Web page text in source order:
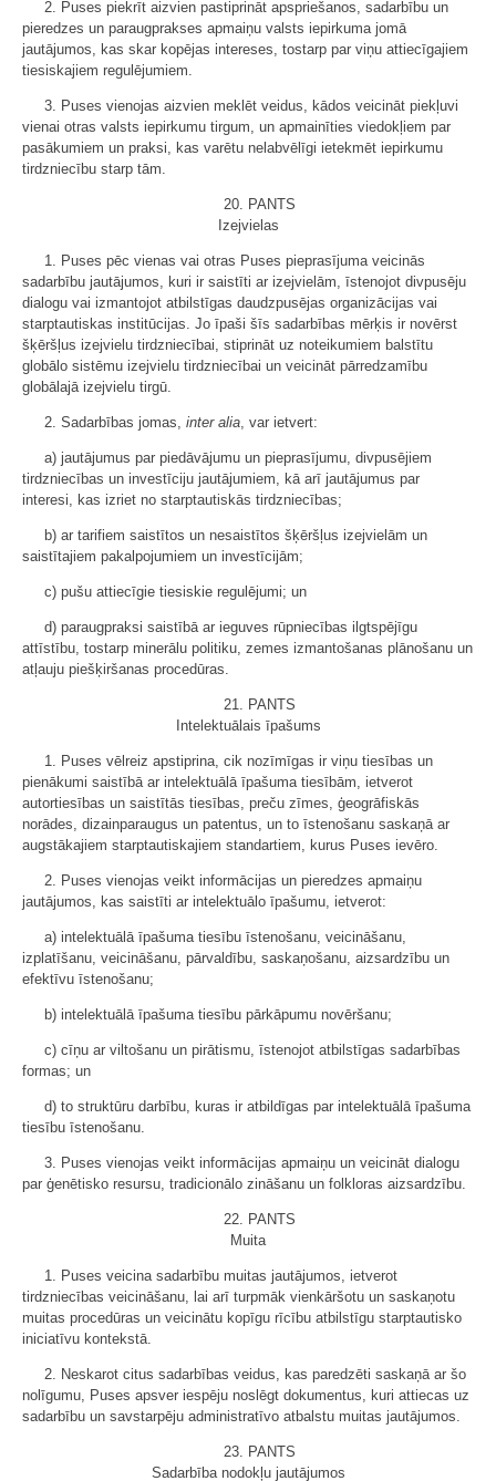
2. Puses piekrīt aizvien pastiprināt apspriešanos, sadarbību un
pieredzes un paraugprakses apmaiņu valsts iepirkuma jomā
jautājumos, kas skar kopējas intereses, tostarp par viņu attiecīgajiem
tiesiskajiem regulējumiem.
3. Puses vienojas aizvien meklēt veidus, kādos veicināt piekļuvi
vienai otras valsts iepirkumu tirgum, un apmainīties viedokļiem par
pasākumiem un praksi, kas varētu nelabvēlīgi ietekmēt iepirkumu
tirdzniecību starp tām.
20. PANTS
Izejvielas
1. Puses pēc vienas vai otras Puses pieprasījuma veicinās
sadarbību jautājumos, kuri ir saistīti ar izejvielām, īstenojot divpusēju
dialogu vai izmantojot atbilstīgas daudzpusējas organizācijas vai
starptautiskas institūcijas. Jo īpaši šīs sadarbības mērķis ir novērst
šķēršļus izejvielu tirdzniecībai, stiprināt uz noteikumiem balstītu
globālo sistēmu izejvielu tirdzniecībai un veicināt pārredzamību
globālajā izejvielu tirgū.
2. Sadarbības jomas, inter alia , var ietvert:
a) jautājumus par piedāvājumu un pieprasījumu, divpusējiem
tirdzniecības un investīciju jautājumiem, kā arī jautājumus par
interesi, kas izriet no starptautiskās tirdzniecības;
b) ar tarifiem saistītos un nesaistītos šķēršļus izejvielām un
saistītajiem pakalpojumiem un investīcijām;
c) pušu attiecīgie tiesiskie regulējumi; un
d) paraugpraksi saistībā ar ieguves rūpniecības ilgtspējīgu
attīstību, tostarp minerālu politiku, zemes izmantošanas plānošanu un
atļauju piešķiršanas procedūras.
21. PANTS
Intelektuālais īpašums
1. Puses vēlreiz apstiprina, cik nozīmīgas ir viņu tiesības un
pienākumi saistībā ar intelektuālā īpašuma tiesībām, ietverot
autortiesības un saistītās tiesības, preču zīmes, ģeogrāfiskās
norādes, dizainparaugus un patentus, un to īstenošanu saskaņā ar
augstākajiem starptautiskajiem standartiem, kurus Puses ievēro.
2. Puses vienojas veikt informācijas un pieredzes apmaiņu
jautājumos, kas saistīti ar intelektuālo īpašumu, ietverot:
a) intelektuālā īpašuma tiesību īstenošanu, veicināšanu,
izplatīšanu, veicināšanu, pārvaldību, saskaņošanu, aizsardzību un
efektīvu īstenošanu;
b) intelektuālā īpašuma tiesību pārkāpumu novēršanu;
c) cīņu ar viltošanu un pirātismu, īstenojot atbilstīgas sadarbības
formas; un
d) to struktūru darbību, kuras ir atbildīgas par intelektuālā īpašuma
tiesību īstenošanu.
3. Puses vienojas veikt informācijas apmaiņu un veicināt dialogu
par ģenētisko resursu, tradicionālo zināšanu un folkloras aizsardzību.
22. PANTS
Muita
1. Puses veicina sadarbību muitas jautājumos, ietverot
tirdzniecības veicināšanu, lai arī turpmāk vienkāršotu un saskaņotu
muitas procedūras un veicinātu kopīgu rīcību atbilstīgu starptautisko
iniciatīvu kontekstā.
2. Neskarot citus sadarbības veidus, kas paredzēti saskaņā ar šo
nolīgumu, Puses apsver iespēju noslēgt dokumentus, kuri attiecas uz
sadarbību un savstarpēju administratīvo atbalstu muitas jautājumos.
23. PANTS
Sadarbība nodokļu jautājumos